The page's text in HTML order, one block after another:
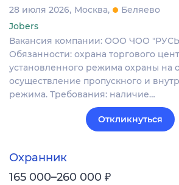
28 июля 2026 Москва
Беляево
Jobers
Вакансия компании: ООО ЧОО
Обязанности: охрана торгового
установленного режима охраны на
осуществление пропускного и
режима. Требования: наличие…
Откликнуться
Охранник
165 000–260 000 ₽